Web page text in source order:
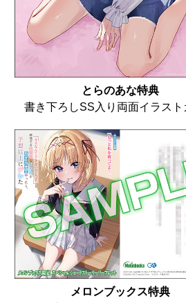
とらのあな特典
書き下ろしSS入り両面イラスト
メロンブックス特典